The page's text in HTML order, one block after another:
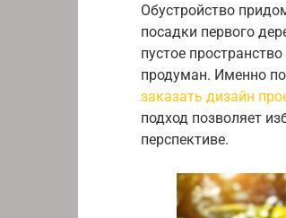
Обустройство
посадки первого
пустое
продуман. Именно
заказать дизайн
подход позволяет
перспективе.